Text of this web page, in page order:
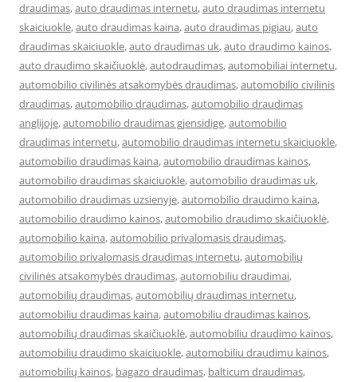
draudimas,auto draudimas internetu,auto draudimas internetu
skaiciuokle,auto draudimas kaina,auto draudimas pigiau,auto
draudimas skaiciuokle,auto draudimas uk,auto draudimo kainos,
auto draudimo skaičiuoklė,autodraudimas,automobiliai internetu,
automobilio civilinės atsakomybės draudimas,automobilio civilinis
draudimas,automobilio draudimas,automobilio draudimas
anglijoje,automobilio draudimas gjensidige,automobilio
draudimas internetu,automobilio draudimas internetu skaiciuokle,
automobilio draudimas kaina,automobilio draudimas kainos,
automobilio draudimas skaiciuokle,automobilio draudimas uk,
automobilio draudimas uzsienyje,automobilio draudimo kaina,
automobilio draudimo kainos,automobilio draudimo skaičiuoklė,
automobilio kaina,automobilio privalomasis draudimas,
automobilio privalomasis draudimas internetu,automobilių
civilinės atsakomybės draudimas,automobiliu draudimai,
automobilių draudimas,automobilių draudimas internetu,
automobiliu draudimas kaina,automobiliu draudimas kainos,
automobilių draudimas skaičiuoklė,automobiliu draudimo kainos,
automobiliu draudimo skaiciuokle,automobiliu draudimu kainos,
automobilių kainos, bagazo draudimas, balticum draudimas,